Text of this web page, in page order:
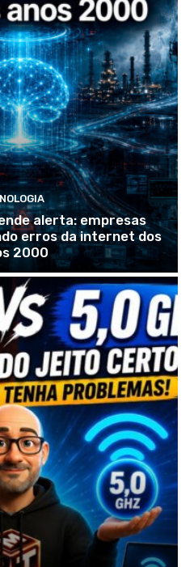
alerta: empresas
erros da internet dos
2000